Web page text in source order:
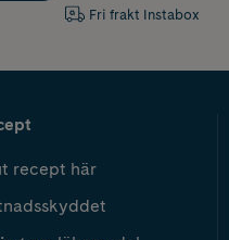
Fri frakt Instabox
recept här